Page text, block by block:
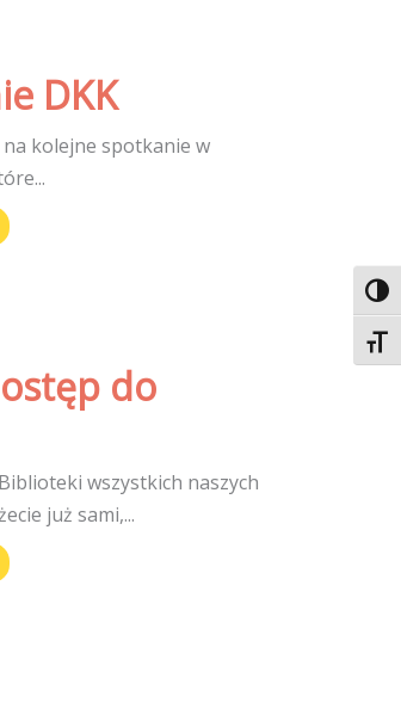
DKK
kolejne spotkanie w
do
wszystkich naszych
już sami,...